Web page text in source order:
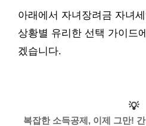
아래에서 자녀장려금 자녀
상황별 유리한 선택 가이드
겠습니다.
💡
복잡한 소득공제, 이제 그만!